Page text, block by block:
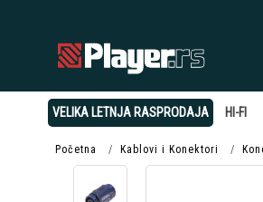
VELIKA LETNJA RASPRODAJA HI-FI
Početna Kablovi i Konektori